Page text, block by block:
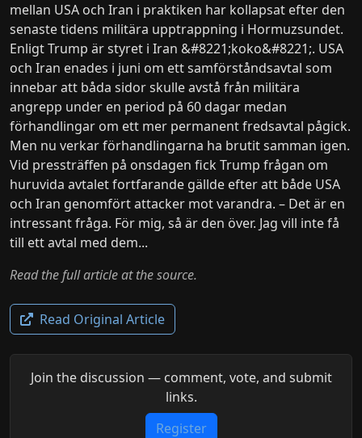
mellan USA och Iran i praktiken har kollapsat efter den
senaste tidens militära upptrappning i Hormuzsundet.
Enligt Trump är styret i Iran &#8221;koko&#8221;. USA
och Iran enades i juni om ett samförståndsavtal som
innebar att båda sidor skulle avstå från militära
angrepp under en period på 60 dagar medan
förhandlingar om ett mer permanent fredsavtal pågick.
Men nu verkar förhandlingarna ha brutit samman igen.
Vid pressträffen på onsdagen fick Trump frågan om
huruvida avtalet fortfarande gällde efter att både USA
och Iran genomfört attacker mot varandra. – Det är en
intressant fråga. För mig, så är den över. Jag vill inte få
till ett avtal med dem...
Read the full article at the source.
Read Original Article
Join the discussion — comment, vote, and submit
links.
Register